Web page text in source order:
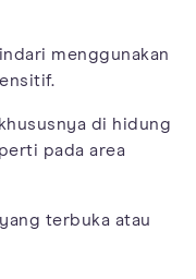
menggunakan
di hidung
pada area
terbuka atau